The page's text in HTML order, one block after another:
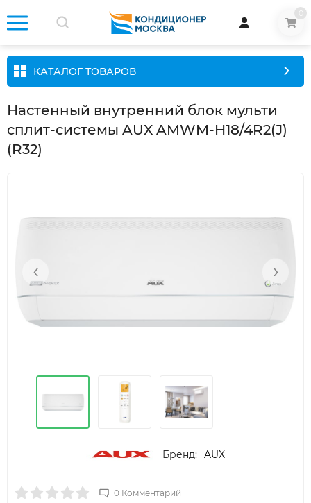
КАТАЛОГ ТОВАРОВ
Настенный внутренний блок мульти
сплит-системы AUX AMWM-H18/4R2(J)
(R32)
‹ ›
Бренд: AUX
0 Комментарий